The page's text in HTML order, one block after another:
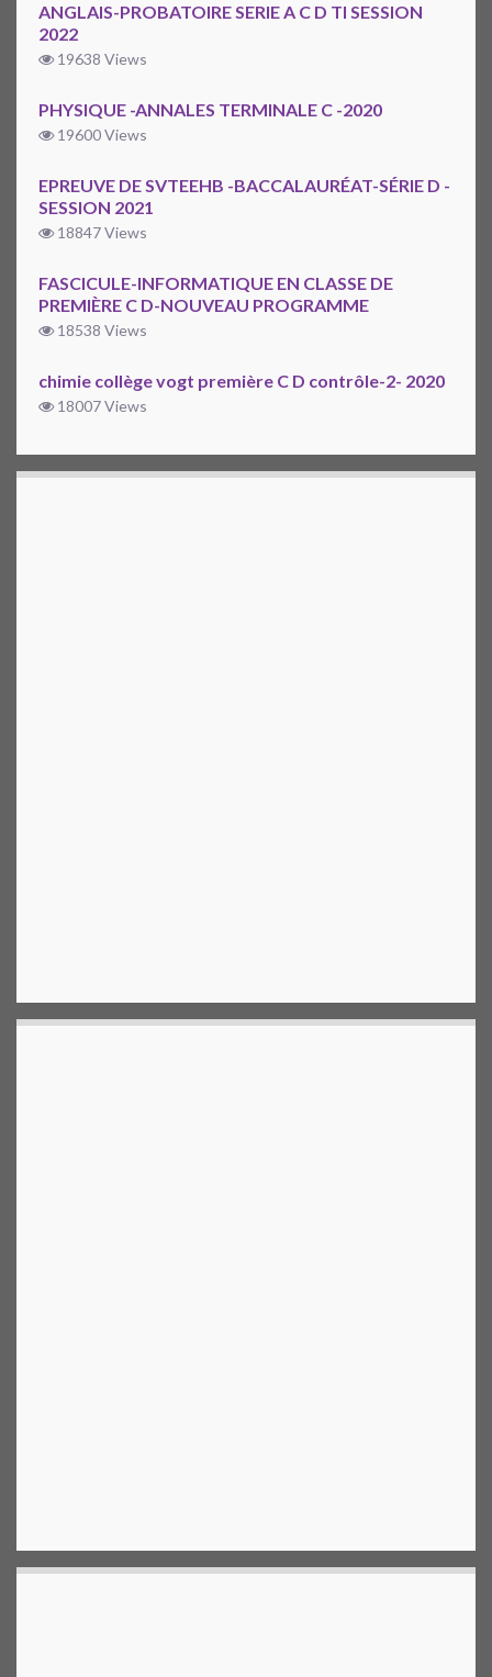
ANGLAIS-PROBATOIRE SERIE A C D TI SESSION
2022
19638 Views
PHYSIQUE -ANNALES TERMINALE C -2020
19600 Views
EPREUVE DE SVTEEHB -BACCALAURÉAT-SÉRIE D -
SESSION 2021
18847 Views
FASCICULE-INFORMATIQUE EN CLASSE DE
PREMIÈRE C D-NOUVEAU PROGRAMME
18538 Views
chimie collège vogt première C D contrôle-2- 2020
18007 Views